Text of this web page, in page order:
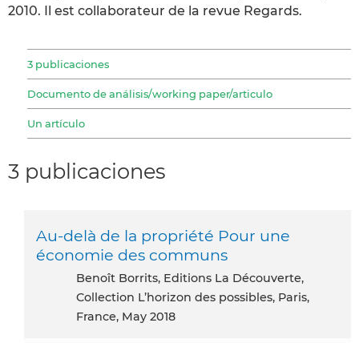
2010. Il est collaborateur de la revue Regards.
3 publicaciones
Documento de análisis/working paper/articulo
Un artículo
3 publicaciones
Au-delà de la propriété Pour une
économie des communs
Benoît Borrits, Editions La Découverte,
Collection L’horizon des possibles, Paris,
France, May 2018